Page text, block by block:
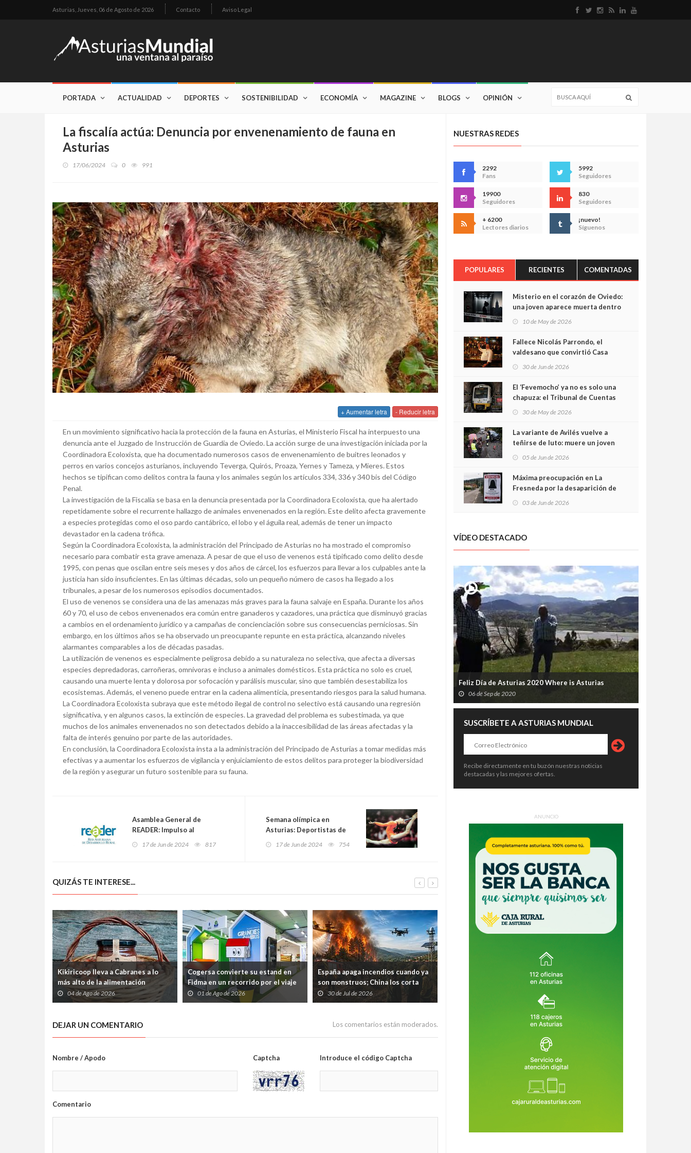
Asturias, Jueves, 06 de Agosto de 2026 Contacto Aviso Legal
PORTADA ACTUALIDAD DEPORTES SOSTENIBILIDAD ECONOMÍA MAGAZINE BLOGS OPINIÓN
La fiscalía actúa: Denuncia por envenenamiento de fauna en
Asturias
17/06/2024 0 991
+ Aumentar letra - Reducir letra
En un movimiento significativo hacia la protección de la fauna en Asturias, el Ministerio Fiscal ha interpuesto una
denuncia ante el Juzgado de Instrucción de Guardia de Oviedo. La acción surge de una investigación iniciada por la
Coordinadora Ecoloxista, que ha documentado numerosos casos de envenenamiento de buitres leonados y
perros en varios concejos asturianos, incluyendo Teverga, Quirós, Proaza, Yernes y Tameza, y Mieres. Estos
hechos se tipifican como delitos contra la fauna y los animales según los artículos 334, 336 y 340 bis del Código
Penal.
La investigación de la Fiscalía se basa en la denuncia presentada por la Coordinadora Ecoloxista, que ha alertado
repetidamente sobre el recurrente hallazgo de animales envenenados en la región. Este delito afecta gravemente
a especies protegidas como el oso pardo cantábrico, el lobo y el águila real, además de tener un impacto
devastador en la cadena trófica.
Según la Coordinadora Ecoloxista, la administración del Principado de Asturias no ha mostrado el compromiso
necesario para combatir esta grave amenaza. A pesar de que el uso de venenos está tipificado como delito desde
1995, con penas que oscilan entre seis meses y dos años de cárcel, los esfuerzos para llevar a los culpables ante la
justicia han sido insuficientes. En las últimas décadas, solo un pequeño número de casos ha llegado a los
tribunales, a pesar de los numerosos episodios documentados.
El uso de venenos se considera una de las amenazas más graves para la fauna salvaje en España. Durante los años
60 y 70, el uso de cebos envenenados era común entre ganaderos y cazadores, una práctica que disminuyó gracias
a cambios en el ordenamiento jurídico y a campañas de concienciación sobre sus consecuencias perniciosas. Sin
embargo, en los últimos años se ha observado un preocupante repunte en esta práctica, alcanzando niveles
alarmantes comparables a los de décadas pasadas.
La utilización de venenos es especialmente peligrosa debido a su naturaleza no selectiva, que afecta a diversas
especies depredadoras, carroñeras, omnívoras e incluso a animales domésticos. Esta práctica no solo es cruel,
causando una muerte lenta y dolorosa por sofocación y parálisis muscular, sino que también desestabiliza los
ecosistemas. Además, el veneno puede entrar en la cadena alimenticia, presentando riesgos para la salud humana.
La Coordinadora Ecoloxista subraya que este método ilegal de control no selectivo está causando una regresión
significativa, y en algunos casos, la extinción de especies. La gravedad del problema es subestimada, ya que
muchos de los animales envenenados no son detectados debido a la inaccesibilidad de las áreas afectadas y la
falta de interés genuino por parte de las autoridades.
En conclusión, la Coordinadora Ecoloxista insta a la administración del Principado de Asturias a tomar medidas más
efectivas y a aumentar los esfuerzos de vigilancia y enjuiciamiento de estos delitos para proteger la biodiversidad
de la región y asegurar un futuro sostenible para su fauna.
Asamblea General de
READER: Impulso al
desarrollo rural y
17 de Jun de 2024 817
Semana olímpica en
Asturias: Deportistas de
élite inspirando a las
17 de Jun de 2024 754
QUIZÁS TE INTERESE...
Kikiricoop lleva a Cabranes a lo
más alto de la alimentación
ecológica española
04 de Ago de 2026
Cogersa convierte su estand en
Fidma en un recorrido por el viaje
de los residuos desde casa hasta
su reciclaje
01 de Ago de 2026
España apaga incendios cuando ya
son monstruos; China los corta
antes de que nazcan
30 de Jul de 2026
Medio millón de multa, un árbol
nuevo por cada año de vida y hasta
cárcel: el laberinto legal de cortar
DEJAR UN COMENTARIO Los comentarios están moderados.
Nombre / Apodo Captcha Introduce el código Captcha
Comentario
NUESTRAS REDES
2292
Fans
5992
Seguidores
19900
Seguidores
830
Seguidores
+ 6200
Lectores diarios
¡nuevo!
Síguenos
POPULARES RECIENTES COMENTADAS
Misterio en el corazón de Oviedo:
una joven aparece muerta dentro
cámaras captan sus últimos
minutos
10 de May de 2026
Fallece Nicolás Parrondo, el
valdesano que convirtió Casa
30 de Jun de 2026
El ‘Fevemocho’ ya no es solo una
chapuza: el Tribunal de Cuentas
sobrecoste de los trenes que no
cabían por los túneles
30 de May de 2026
La variante de Avilés vuelve a
teñirse de luto: muere un joven
05 de Jun de 2026
Máxima preocupación en La
Fresneda por la desaparición de
03 de Jun de 2026
VÍDEO DESTACADO
Feliz Día de Asturias 2020 Where is Asturias
06 de Sep de 2020
SUSCRÍBETE A ASTURIAS MUNDIAL
Recibe directamente en tu buzón nuestras noticias
destacadas y las mejores ofertas.
ANUNCIO